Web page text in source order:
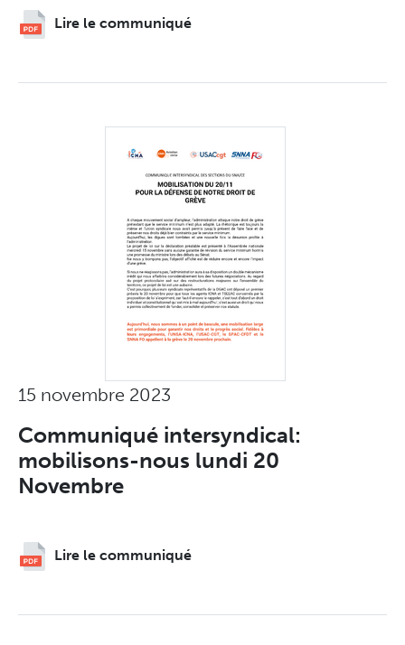
Lire le communiqué
15 novembre 2023
Communiqué intersyndical:
mobilisons-nous lundi 20
Novembre
Lire le communiqué